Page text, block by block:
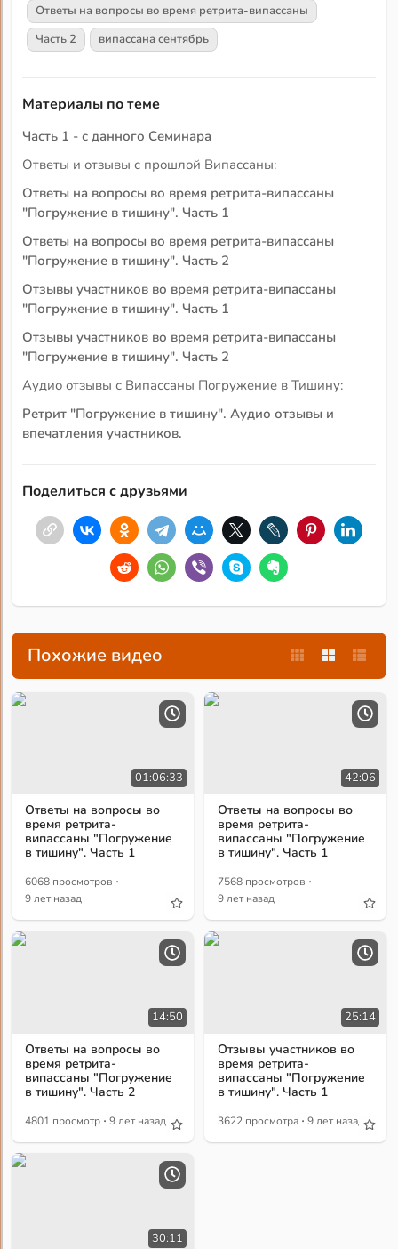
Ответы на вопросы во время ретрита-випассаны
Часть 2
випассана сентябрь
Материалы по теме
Часть 1 - с данного Семинара
Ответы и отзывы с прошлой Випассаны:
Ответы на вопросы во время ретрита-випассаны
"Погружение в тишину". Часть 1
Ответы на вопросы во время ретрита-випассаны
"Погружение в тишину". Часть 2
Отзывы участников во время ретрита-випассаны
"Погружение в тишину". Часть 1
Отзывы участников во время ретрита-випассаны
"Погружение в тишину". Часть 2
Аудио отзывы с Випассаны Погружение в Тишину:
Ретрит "Погружение в тишину". Аудио отзывы и
впечатления участников.
Поделиться с друзьями
Похожие видео
01:06:33
Ответы на вопросы во
время ретрита-
випассаны "Погружение
в тишину". Часть 1
6068 просмотров ·
9 лет назад
42:06
Ответы на вопросы во
время ретрита-
випассаны "Погружение
в тишину". Часть 1
7568 просмотров ·
9 лет назад
14:50
Ответы на вопросы во
время ретрита-
випассаны "Погружение
в тишину". Часть 2
4801 просмотр · 9 лет назад
25:14
Отзывы участников во
время ретрита-
випассаны "Погружение
в тишину". Часть 1
3622 просмотра · 9 лет назад
30:11